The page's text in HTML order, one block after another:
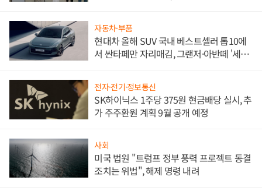
자동차·부품
현대차 올해 SUV 국내 베스트셀러 톱10에
서 싼타페만 자리매김, 그랜저·아반떼 '세단
전자·전기·정보통신
SK하이닉스 1주당 375원 현금배당 실시, 추
가 주주환원 계획 9월 공개 예정
사회
미국 법원 "트럼프 정부 풍력 프로젝트 동결
조치는 위법", 해제 명령 내려